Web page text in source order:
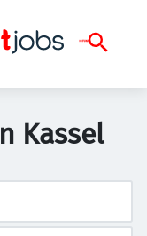
Kassel